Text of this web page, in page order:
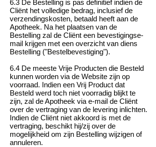
6.3 De Bestelling is pas definitief indien de
Cliënt het volledige bedrag, inclusief de
verzendingskosten, betaald heeft aan de
Apotheek. Na het plaatsen van de
Bestelling zal de Cliënt een bevestigingse-
mail krijgen met een overzicht van diens
Bestelling ("Bestelbevestiging").
6.4 De meeste Vrije Producten die Besteld
kunnen worden via de Website zijn op
voorraad. Indien een Vrij Product dat
Besteld werd toch niet voorradig blijkt te
zijn, zal de Apotheek via e-mail de Cliënt
over de vertraging van de levering inlichten.
Indien de Cliënt niet akkoord is met de
vertraging, beschikt hij/zij over de
mogelijkheid om zijn Bestelling wijzigen of
annuleren.